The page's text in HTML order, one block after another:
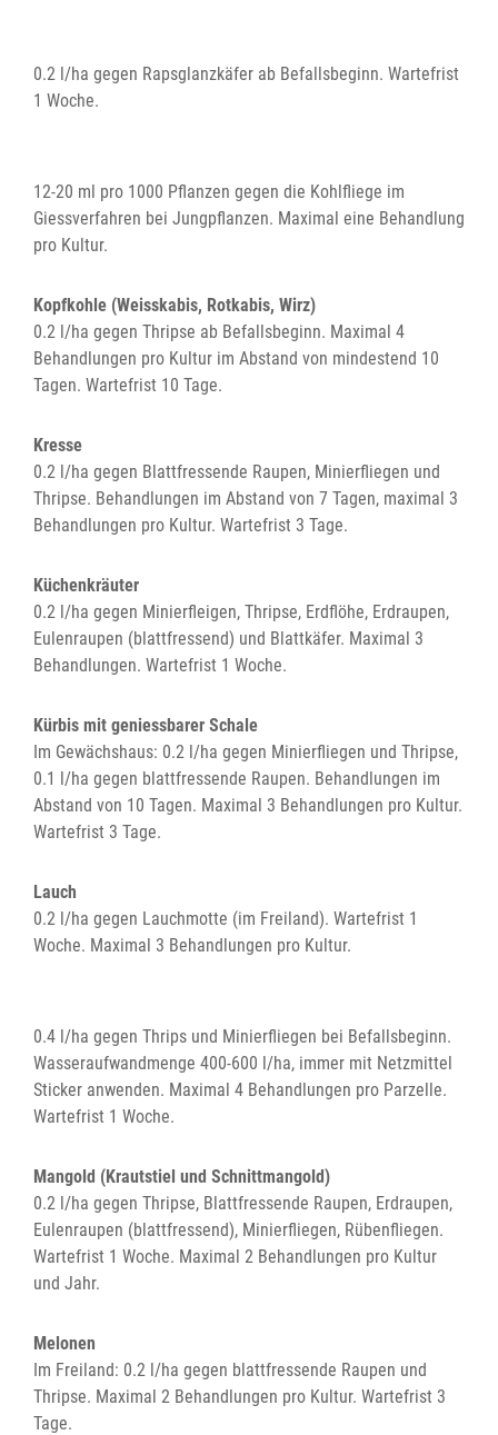
0.2 l/ha gegen Rapsglanzkäfer ab Befallsbeginn. Wartefrist
1 Woche.
12-20 ml pro 1000 Pflanzen gegen die Kohlfliege im
Giessverfahren bei Jungpflanzen. Maximal eine Behandlung
pro Kultur.
Kopfkohle (Weisskabis, Rotkabis, Wirz)
0.2 l/ha gegen Thripse ab Befallsbeginn. Maximal 4
Behandlungen pro Kultur im Abstand von mindestend 10
Tagen. Wartefrist 10 Tage.
Kresse
0.2 l/ha gegen Blattfressende Raupen, Minierfliegen und
Thripse. Behandlungen im Abstand von 7 Tagen, maximal 3
Behandlungen pro Kultur. Wartefrist 3 Tage.
Küchenkräuter
0.2 l/ha gegen Minierfleigen, Thripse, Erdflöhe, Erdraupen,
Eulenraupen (blattfressend) und Blattkäfer. Maximal 3
Behandlungen. Wartefrist 1 Woche.
Kürbis mit geniessbarer Schale
Im Gewächshaus: 0.2 l/ha gegen Minierfliegen und Thripse,
0.1 l/ha gegen blattfressende Raupen. Behandlungen im
Abstand von 10 Tagen. Maximal 3 Behandlungen pro Kultur.
Wartefrist 3 Tage.
Lauch
0.2 l/ha gegen Lauchmotte (im Freiland). Wartefrist 1
Woche. Maximal 3 Behandlungen pro Kultur.
0.4 l/ha gegen Thrips und Minierfliegen bei Befallsbeginn.
Wasseraufwandmenge 400-600 l/ha, immer mit Netzmittel
Sticker anwenden. Maximal 4 Behandlungen pro Parzelle.
Wartefrist 1 Woche.
Mangold (Krautstiel und Schnittmangold)
0.2 l/ha gegen Thripse, Blattfressende Raupen, Erdraupen,
Eulenraupen (blattfressend), Minierfliegen, Rübenfliegen.
Wartefrist 1 Woche. Maximal 2 Behandlungen pro Kultur
und Jahr.
Melonen
Im Freiland: 0.2 l/ha gegen blattfressende Raupen und
Thripse. Maximal 2 Behandlungen pro Kultur. Wartefrist 3
Tage.